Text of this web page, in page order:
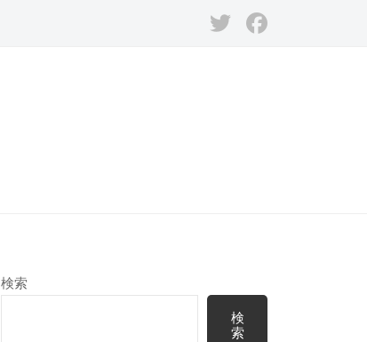
TwitterFacebook
検索
検
索